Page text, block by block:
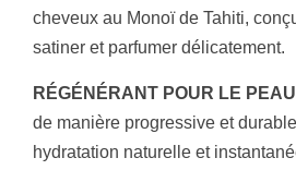
cheveux au Monoï de Tahiti,
satiner et parfumer délicatement.
RÉGÉNÉRANT POUR LE PEAU
de manière progressive et
hydratation naturelle et